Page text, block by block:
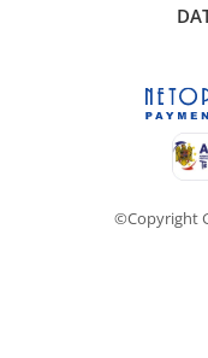
©Copyright